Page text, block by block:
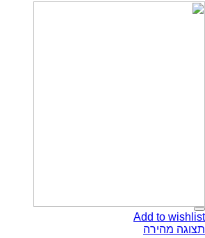
Add to wishlist
תצוגה מהירה